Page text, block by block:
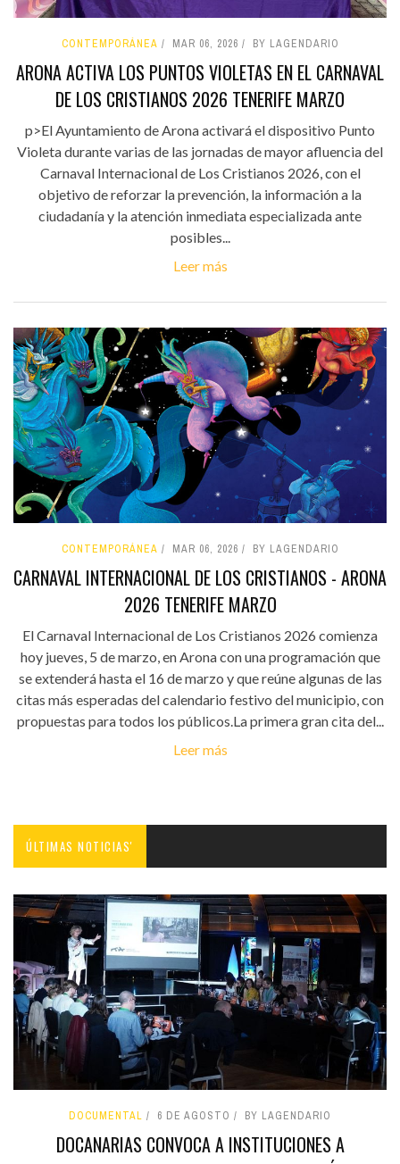
CONTEMPORÁNEA MAR 06, 2026 BY LAGENDARIO
ARONA ACTIVA LOS PUNTOS VIOLETAS EN EL CARNAVAL
DE LOS CRISTIANOS 2026 TENERIFE MARZO
p>El Ayuntamiento de Arona activará el dispositivo Punto
Violeta durante varias de las jornadas de mayor afluencia del
Carnaval Internacional de Los Cristianos 2026, con el
objetivo de reforzar la prevención, la información a la
ciudadanía y la atención inmediata especializada ante
posibles...
Leer más
CONTEMPORÁNEA MAR 06, 2026 BY LAGENDARIO
CARNAVAL INTERNACIONAL DE LOS CRISTIANOS - ARONA
2026 TENERIFE MARZO
El Carnaval Internacional de Los Cristianos 2026 comienza
hoy jueves, 5 de marzo, en Arona con una programación que
se extenderá hasta el 16 de marzo y que reúne algunas de las
citas más esperadas del calendario festivo del municipio, con
propuestas para todos los públicos.La primera gran cita del...
Leer más
ÚLTIMAS NOTICIAS'
DOCUMENTAL 6 DE AGOSTO BY LAGENDARIO
DOCANARIAS CONVOCA A INSTITUCIONES A